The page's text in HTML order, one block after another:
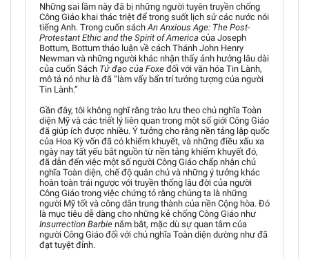
Những sai lầm này đã bị những người tuyên truyền chống
Công Giáo khai thác triệt để trong suốt lịch sử các nước nói
tiếng Anh. Trong cuốn sách An Anxious Age: The Post-
Protestant Ethic and the Spirit of America của Joseph
Bottum, Bottum thảo luận về cách Thánh John Henry
Newman và những người khác nhận thấy ảnh hưởng lâu dài
của cuốn Sách Tử đạo của Foxe đối với văn hóa Tin Lành,
mô tả nó như là đã “làm vấy bẩn trí tưởng tượng của người
Tin Lành.”
Gần đây, tôi không nghĩ rằng trào lưu theo chủ nghĩa Toàn
diện Mỹ và các triết lý liên quan trong một số giới Công Giáo
đã giúp ích được nhiều. Ý tưởng cho rằng nền tảng lập quốc
của Hoa Kỳ vốn đã có khiếm khuyết, và những điều xấu xa
ngày nay tất yếu bắt nguồn từ nền tảng khiếm khuyết đó,
đã dẫn đến việc một số người Công Giáo chấp nhận chủ
nghĩa Toàn diện, chế độ quân chủ và những ý tưởng khác
hoàn toàn trái ngược với truyền thống lâu đời của người
Công Giáo trong việc chứng tỏ rằng chúng ta là những
người Mỹ tốt và công dân trung thành của nền Cộng hòa. Đó
là mục tiêu dễ dàng cho những kẻ chống Công Giáo như
Insurrection Barbie nắm bắt, mặc dù sự quan tâm của
người Công Giáo đối với chủ nghĩa Toàn diện dường như đã
đạt tuyệt đỉnh.